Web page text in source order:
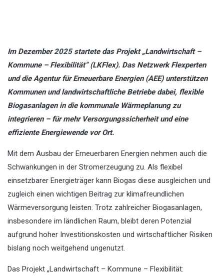
Im Dezember 2025 startete das Projekt „Landwirtschaft –
Kommune – Flexibilität” (LKFlex). Das Netzwerk Flexperten
und die Agentur für Erneuerbare Energien (AEE) unterstützen
Kommunen und landwirtschaftliche Betriebe dabei, flexible
Biogasanlagen in die kommunale Wärmeplanung zu
integrieren – für mehr Versorgungssicherheit und eine
effiziente Energiewende vor Ort.
Mit dem Ausbau der Erneuerbaren Energien nehmen auch die
Schwankungen in der Stromerzeugung zu. Als flexibel
einsetzbarer Energieträger kann Biogas diese ausgleichen und
zugleich einen wichtigen Beitrag zur klimafreundlichen
Wärmeversorgung leisten. Trotz zahlreicher Biogasanlagen,
insbesondere im ländlichen Raum, bleibt deren Potenzial
aufgrund hoher Investitionskosten und wirtschaftlicher Risiken
bislang noch weitgehend ungenutzt.
Das Projekt „Landwirtschaft – Kommune – Flexibilität: